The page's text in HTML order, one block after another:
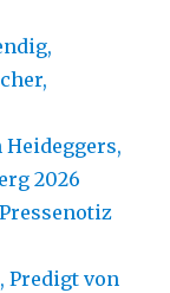
2026
Predigt von